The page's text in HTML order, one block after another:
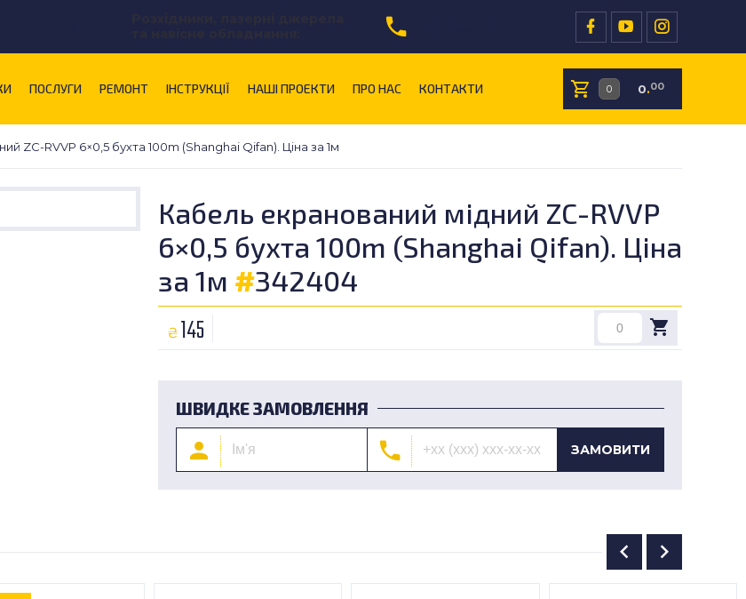
ПОСЛУГИ РЕМОНТ ІНСТРУКЦІЇ НАШІ ПРОЕКТИ ПРО НАС КОНТАКТИ 0.00
ZC-RVVP 6×0,5 бухта 100m (Shanghai Qifan). Ціна за 1м
Кабель екранований мідний ZC-RVVP
6×0,5 бухта 100m (Shanghai Qifan). Ціна
за 1м #342404
₴ 145
ШВИДКЕ ЗАМОВЛЕННЯ
ЗАМОВИТИ